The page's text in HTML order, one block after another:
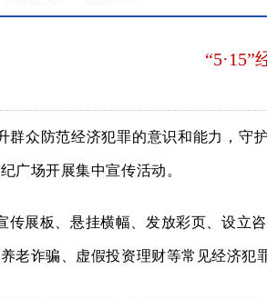
群众防范经济犯罪的意识和能力，守
广场开展集中宣传活动。
传展板、悬挂横幅、发放彩页、设立
老诈骗、虚假投资理财等常见经济犯